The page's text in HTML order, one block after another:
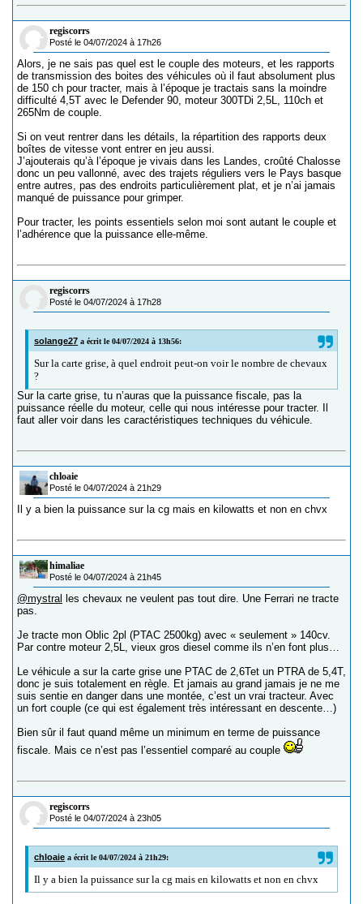
regiscorrs
Posté le 04/07/2024 à 17h26
Alors, je ne sais pas quel est le couple des moteurs, et les rapports
de transmission des boites des véhicules où il faut absolument plus
de 150 ch pour tracter, mais à l’époque je tractais sans la moindre
difficulté 4,5T avec le Defender 90, moteur 300TDi 2,5L, 110ch et
265Nm de couple.
Si on veut rentrer dans les détails, la répartition des rapports deux
boîtes de vitesse vont entrer en jeu aussi.
J’ajouterais qu’à l’époque je vivais dans les Landes, croûté Chalosse
donc un peu vallonné, avec des trajets réguliers vers le Pays basque
entre autres, pas des endroits particulièrement plat, et je n’ai jamais
manqué de puissance pour grimper.
Pour tracter, les points essentiels selon moi sont autant le couple et
l’adhérence que la puissance elle-même.
regiscorrs
Posté le 04/07/2024 à 17h28
solange27 a écrit le 04/07/2024 à 13h56:
Sur la carte grise, à quel endroit peut-on voir le nombre de chevaux
?
Sur la carte grise, tu n’auras que la puissance fiscale, pas la
puissance réelle du moteur, celle qui nous intéresse pour tracter. Il
faut aller voir dans les caractéristiques techniques du véhicule.
chloaie
Posté le 04/07/2024 à 21h29
Il y a bien la puissance sur la cg mais en kilowatts et non en chvx
himaliae
Posté le 04/07/2024 à 21h45
@mystral les chevaux ne veulent pas tout dire. Une Ferrari ne tracte
pas.
Je tracte mon Oblic 2pl (PTAC 2500kg) avec « seulement » 140cv.
Par contre moteur 2,5L, vieux gros diesel comme ils n’en font plus…
Le véhicule a sur la carte grise une PTAC de 2,6Tet un PTRA de 5,4T,
donc je suis totalement en règle. Et jamais au grand jamais je ne me
suis sentie en danger dans une montée, c’est un vrai tracteur. Avec
un fort couple (ce qui est également très intéressant en descente…)
Bien sûr il faut quand même un minimum en terme de puissance
fiscale. Mais ce n’est pas l’essentiel comparé au couple
regiscorrs
Posté le 04/07/2024 à 23h05
chloaie a écrit le 04/07/2024 à 21h29:
Il y a bien la puissance sur la cg mais en kilowatts et non en chvx